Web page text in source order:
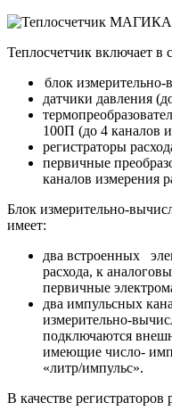
Теплосчетчик включает в
блок
датчики давления
100П (до 4 каналов
регистраторы
первичные
каналов измерения
Блок измерительно-
имеет:
два встроенных
расхода, к
первичные
два импульсных
измерительно-
подключаются
имеющие число-
«литр/импульс».
В качестве регистраторов